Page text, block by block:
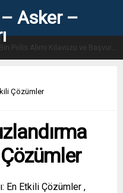
Çözümler
En Etkili Çözümler ,